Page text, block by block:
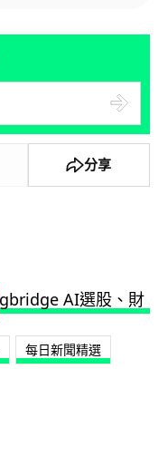
分享
每日新聞精選